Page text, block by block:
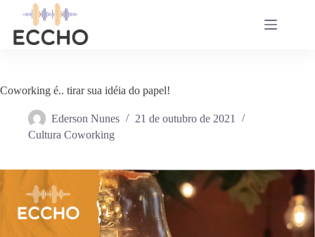
conteúdo
Coworking é.. tirar sua idéia do papel!
Ederson Nunes
21 de outubro de 2021
Cultura Coworking